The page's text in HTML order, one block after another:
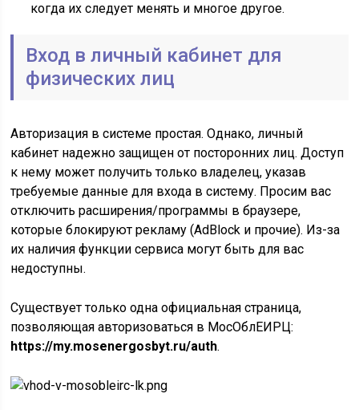
когда их следует менять и многое другое.
Вход в личный кабинет для
физических лиц
Авторизация в системе простая. Однако, личный
кабинет надежно защищен от посторонних лиц. Доступ
к нему может получить только владелец, указав
требуемые данные для входа в систему. Просим вас
отключить расширения/программы в браузере,
которые блокируют рекламу (AdBlock и прочие). Из-за
их наличия функции сервиса могут быть для вас
недоступны.
Существует только одна официальная страница,
позволяющая авторизоваться в MocOблEИPЦ:
https://my.mosenergosbyt.ru/auth.